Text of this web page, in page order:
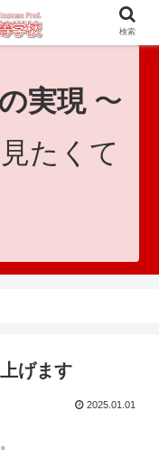
Commercial High School
実現〜
たくて
げます
2025.01.01
検索